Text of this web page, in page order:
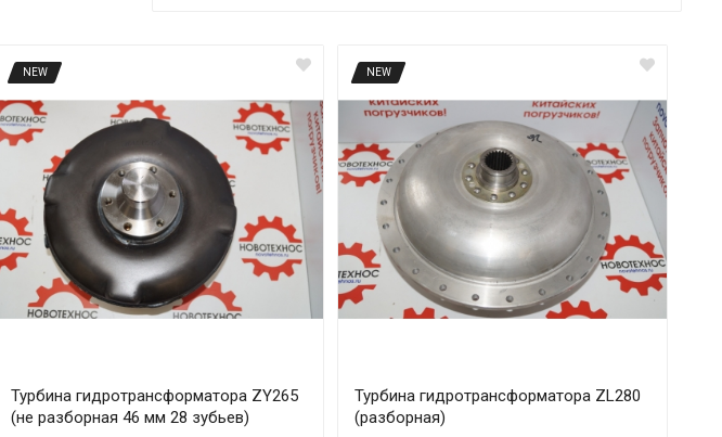
NEW
Турбина гидротрансформатора ZY265
(не разборная 46 мм 28 зубьев)
NEW
Турбина гидротрансформатора ZL280
(разборная)